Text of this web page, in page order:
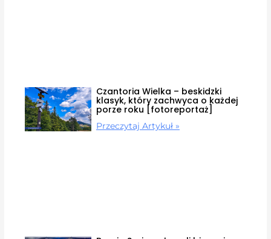
Czantoria Wielka – beskidzki
klasyk, który zachwyca o każdej
porze roku [fotoreportaż]
Przeczytaj Artykuł »